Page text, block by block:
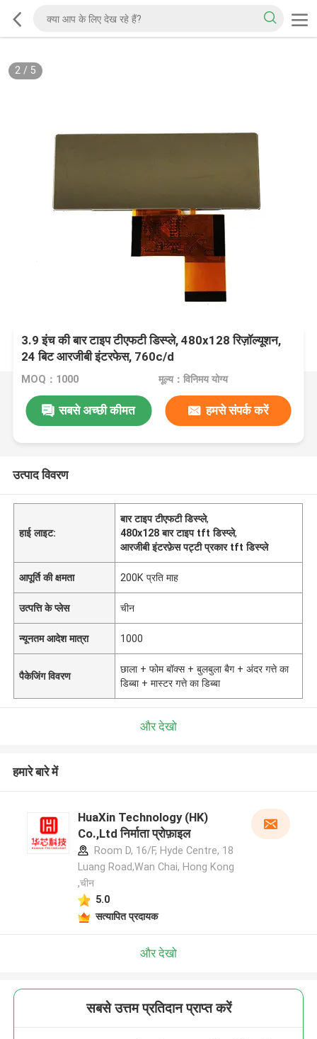
2/ 5
3.9 इंच की बार टाइप टीएफटी डिस्प्ले, 480x128 रिज़ॉल्यूशन,
24 बिट आरजीबी इंटरफेस, 760c/d
MOQ：1000 मूल्य：विनिमय योग्य
सबसे अच्छी कीमत हमसे संपर्क करें
उत्पाद विवरण
हाई लाइट:
बार टाइप टीएफटी डिस्प्ले,
480x128 बार टाइप tft डिस्प्ले,
आरजीबी इंटरफ़ेस पट्टी प्रकार tft डिस्प्ले
आपूर्ति की क्षमता 200K प्रति माह
उत्पत्ति के प्लेस चीन
न्यूनतम आदेश मात्रा 1000
पैकेजिंग विवरण
छाला + फोम बॉक्स + बुलबुला बैग + अंदर गत्ते का
डिब्बा + मास्टर गत्ते का डिब्बा
और देखो
हमारे बारे में
HuaXin Technology (HK)
Co.,Ltd निर्माता प्रोफ़ाइल
Room D, 16/F, Hyde Centre, 18
Luang Road,Wan Chai, Hong Kong
,चीन
5.0
सत्यापित प्रदायक
और देखो
सबसे उत्तम प्रतिदान प्राप्त करें